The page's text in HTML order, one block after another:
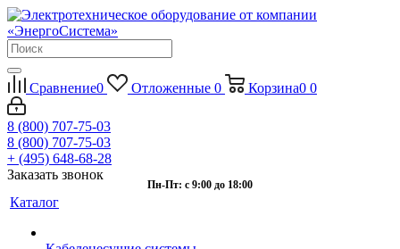
Сравнение0 Отложенные 0 Корзина0 0
8 (800) 707-75-03
8 (800) 707-75-03
+ (495) 648-68-28
Заказать звонок
Пн-Пт: с 9:00 до 18:00
Каталог